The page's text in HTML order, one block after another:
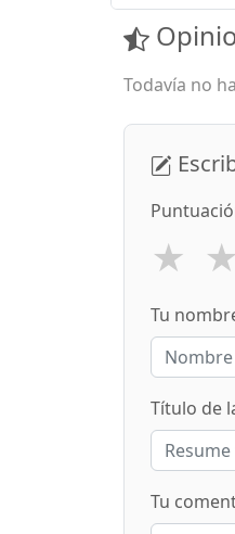
Todavía no
★ ★
Tu
Título de
Tu